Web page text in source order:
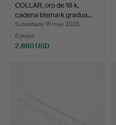
COLLAR, oro de 18 k,
cadena bismark gradua…
Subastado 16 may 2026
6 pujas
2.860 USD